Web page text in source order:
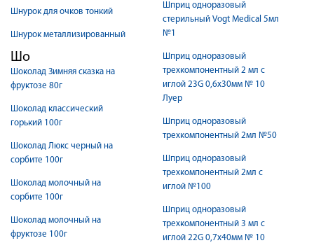
Шнурок для очков тонкий
Шнурок металлизированный
Шо
Шоколад Зимняя сказка на
фруктозе 80г
Шоколад классический
горький 100г
Шоколад Люкс черный на
сорбите 100г
Шоколад молочный на
сорбите 100г
Шоколад молочный на
фруктозе 100г
Шприц одноразовый
стерильный Vogt Medical 5мл
№1
Шприц одноразовый
трехкомпонентный 2 мл с
иглой 23G 0,6х30мм № 10
Луер
Шприц одноразовый
трехкомпонентный 2мл №50
Шприц одноразовый
трехкомпонентный 2мл с
иглой №100
Шприц одноразовый
трехкомпонентный 3 мл с
иглой 22G 0,7х40мм № 10